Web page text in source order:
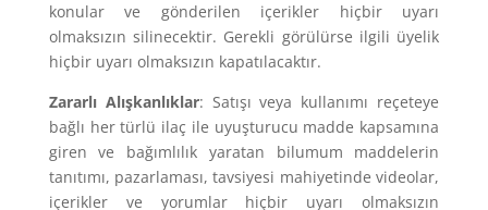
konular ve gönderilen içerikler hiçbir uyarı
olmaksızın silinecektir. Gerekli görülürse ilgili üyelik
hiçbir uyarı olmaksızın kapatılacaktır.
Zararlı Alışkanlıklar: Satışı veya kullanımı reçeteye
bağlı her türlü ilaç ile uyuşturucu madde kapsamına
giren ve bağımlılık yaratan bilumum maddelerin
tanıtımı, pazarlaması, tavsiyesi mahiyetinde videolar,
içerikler ve yorumlar hiçbir uyarı olmaksızın